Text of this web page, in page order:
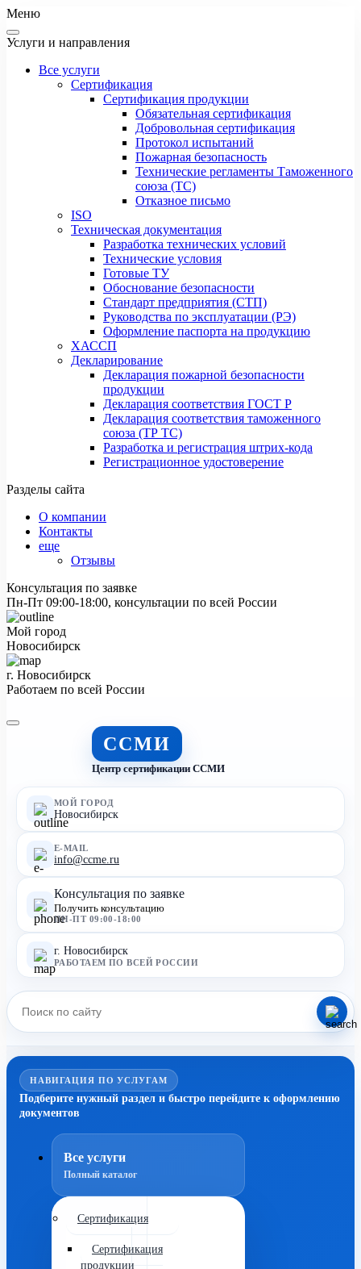
Меню
Услуги и направления
Все услуги
Сертификация
Сертификация продукции
Обязательная сертификация
Добровольная сертификация
Протокол испытаний
Пожарная безопасность
Технические регламенты Таможенного
союза (ТС)
Отказное письмо
ISO
Техническая документация
Разработка технических условий
Технические условия
Готовые ТУ
Обоснование безопасности
Стандарт предприятия (СТП)
Руководства по эксплуатации (РЭ)
Оформление паспорта на продукцию
ХАССП
Декларирование
Декларация пожарной безопасности
продукции
Декларация соответствия ГОСТ Р
Декларация соответствия таможенного
союза (ТР ТС)
Разработка и регистрация штрих-кода
Регистрационное удостоверение
Разделы сайта
О компании
Контакты
еще
Отзывы
Консультация по заявке
Пн-Пт 09:00-18:00, консультации по всей России
Мой город
Новосибирск
г. Новосибирск
Работаем по всей России
ССМИ
Центр сертификации ССМИ
МОЙ ГОРОД
Новосибирск
E-MAIL
info@ccme.ru
Консультация по заявке
Получить консультацию
ПН-ПТ 09:00-18:00
г. Новосибирск
РАБОТАЕМ ПО ВСЕЙ РОССИИ
НАВИГАЦИЯ ПО УСЛУГАМ
Подберите нужный раздел и быстро перейдите к оформлению
документов
Все услуги
Полный каталог
Сертификация
Сертификация
продукции